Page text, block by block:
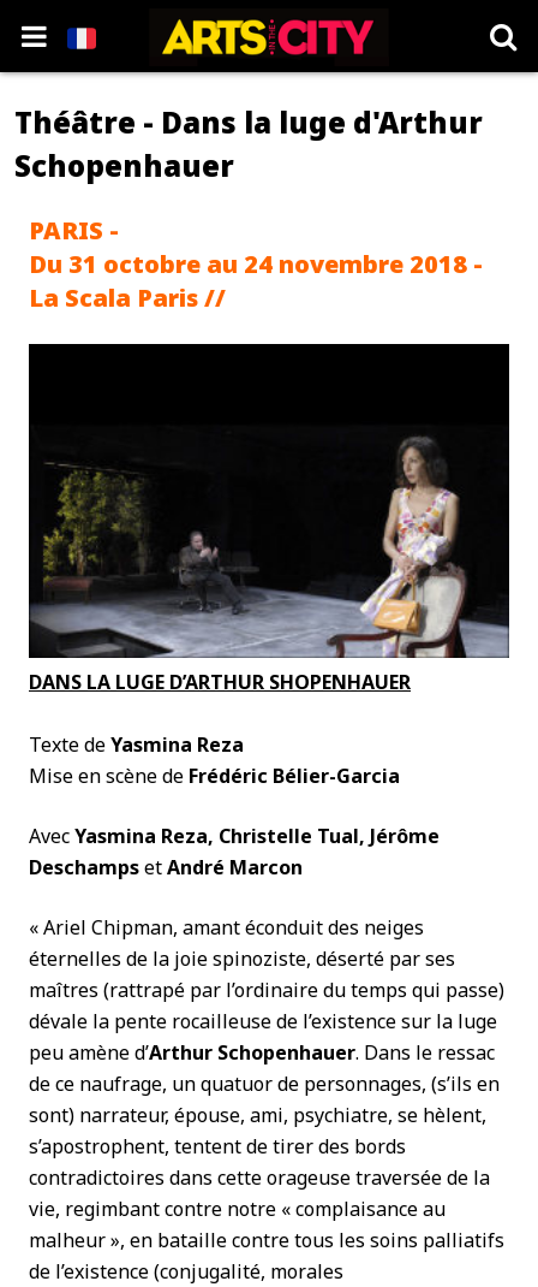
Théâtre - Dans la luge d'Arthur
Schopenhauer
PARIS -
Du 31 octobre au 24 novembre 2018 -
La Scala Paris //
DANS LA LUGE D’ARTHUR SHOPENHAUER
Texte deYasmina Reza
Mise en scène de Frédéric Bélier-Garcia
AvecYasmina Reza, Christelle Tual, Jérôme
DeschampsetAndré Marcon
« Ariel Chipman, amant éconduit des neiges
éternelles de la joie spinoziste, déserté par ses
maîtres (rattrapé par l’ordinaire du temps qui passe)
dévale la pente rocailleuse de l’existence sur la luge
peu amène d’Arthur Schopenhauer. Dans le ressac
de ce naufrage, un quatuor de personnages, (s’ils en
sont) narrateur, épouse, ami, psychiatre, se hèlent,
s’apostrophent, tentent de tirer des bords
contradictoires dans cette orageuse traversée de la
vie, regimbant contre notre « complaisance au
malheur », en bataille contre tous les soins palliatifs
de l’existence (conjugalité, morales